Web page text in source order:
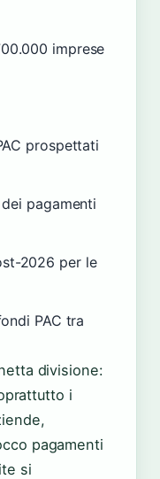
imprese
prospettati
pagamenti
2026 per le
PAC tra
divisione:
i
pagamenti
si